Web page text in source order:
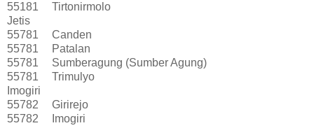
55181
Tirtonirmolo
Jetis
55781
Canden
55781
Patalan
55781
Sumberagung (Sumber Agung)
55781
Trimulyo
Imogiri
55782
Girirejo
55782
Imogiri